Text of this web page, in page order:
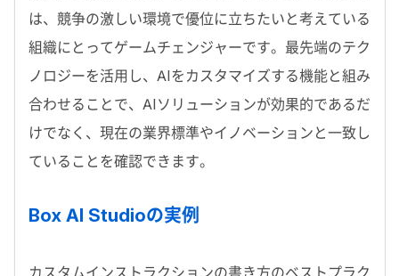
は、競争の激しい環境で優位に立ちたいと考えている
組織にとってゲームチェンジャーです。最先端のテク
ノロジーを活用し、AIをカスタマイズする機能と組み
合わせることで、AIソリューションが効果的であるだ
けでなく、現在の業界標準やイノベーションと一致し
ていることを確認できます。
Box AI Studioの実例
カスタムインストラクションの書き方のベストプラク